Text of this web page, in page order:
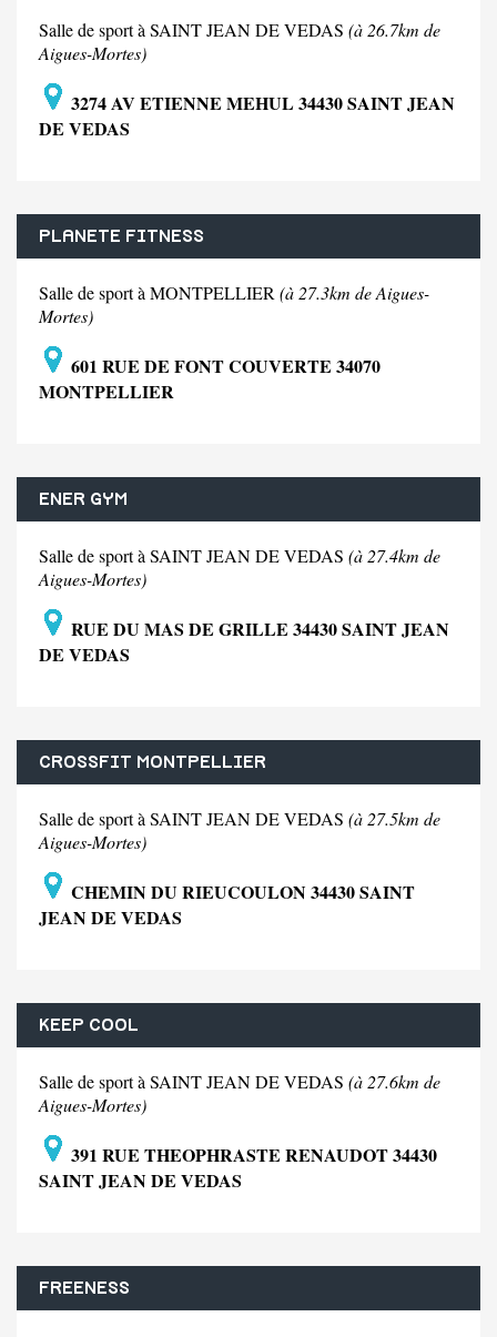
Salle de sport à SAINT JEAN DE VEDAS (à 26.7km de
Aigues-Mortes)
3274 AV ETIENNE MEHUL 34430 SAINT JEAN
DE VEDAS
PLANETE FITNESS
Salle de sport à MONTPELLIER (à 27.3km de Aigues-
Mortes)
601 RUE DE FONT COUVERTE 34070
MONTPELLIER
ENER GYM
Salle de sport à SAINT JEAN DE VEDAS (à 27.4km de
Aigues-Mortes)
RUE DU MAS DE GRILLE 34430 SAINT JEAN
DE VEDAS
CROSSFIT MONTPELLIER
Salle de sport à SAINT JEAN DE VEDAS (à 27.5km de
Aigues-Mortes)
CHEMIN DU RIEUCOULON 34430 SAINT
JEAN DE VEDAS
KEEP COOL
Salle de sport à SAINT JEAN DE VEDAS (à 27.6km de
Aigues-Mortes)
391 RUE THEOPHRASTE RENAUDOT 34430
SAINT JEAN DE VEDAS
FREENESS